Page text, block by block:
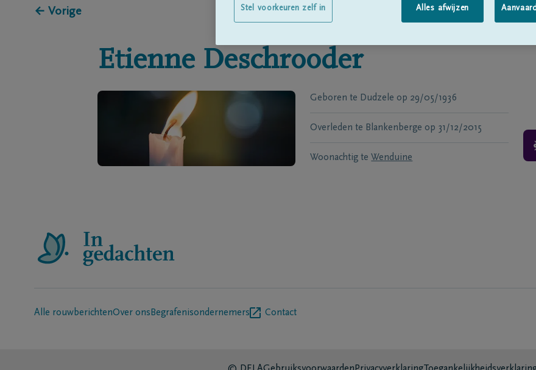
← Vorige
Etienne Deschrooder
Geboren te Dudzele op 29/05/1936
Overleden te Blankenberge op 31/12/2015
Woonachtig te Wenduine
Alle rouwberichtenOver ons Begrafenisondernemers Contact
Alles afwijzen
Stel voorkeuren zelf in